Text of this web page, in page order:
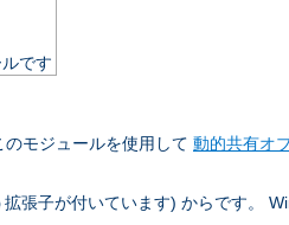
です
モジュールを使用して 動的共有オ
拡張子が付いています) からです。